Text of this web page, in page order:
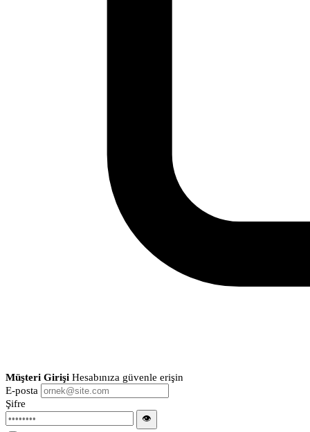
Müşteri Girişi Hesabınıza güvenle erişin
E-posta
Şifre
👁